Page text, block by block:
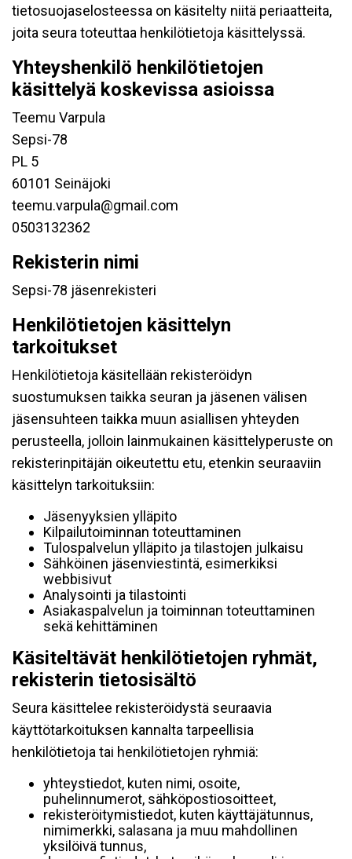
tietosuojaselosteessa on käsitelty niitä periaatteita,
joita seura toteuttaa henkilötietoja käsittelyssä.
Yhteyshenkilö henkilötietojen
käsittelyä koskevissa asioissa
Teemu Varpula
Sepsi-78
PL 5
60101 Seinäjoki
teemu.varpula@gmail.com
0503132362
Rekisterin nimi
Sepsi-78 jäsenrekisteri
Henkilötietojen käsittelyn
tarkoitukset
Henkilötietoja käsitellään rekisteröidyn
suostumuksen taikka seuran ja jäsenen välisen
jäsensuhteen taikka muun asiallisen yhteyden
perusteella, jolloin lainmukainen käsittelyperuste on
rekisterinpitäjän oikeutettu etu, etenkin seuraaviin
käsittelyn tarkoituksiin:
Jäsenyyksien ylläpito
Kilpailutoiminnan toteuttaminen
Tulospalvelun ylläpito ja tilastojen julkaisu
Sähköinen jäsenviestintä, esimerkiksi
webbisivut
Analysointi ja tilastointi
Asiakaspalvelun ja toiminnan toteuttaminen
sekä kehittäminen
Käsiteltävät henkilötietojen ryhmät,
rekisterin tietosisältö
Seura käsittelee rekisteröidystä seuraavia
käyttötarkoituksen kannalta tarpeellisia
henkilötietoja tai henkilötietojen ryhmiä:
yhteystiedot, kuten nimi, osoite,
puhelinnumerot, sähköpostiosoitteet,
rekisteröitymistiedot, kuten käyttäjätunnus,
nimimerkki, salasana ja muu mahdollinen
yksilöivä tunnus,